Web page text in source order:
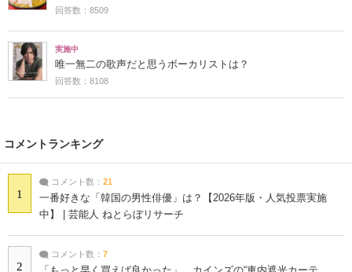
回答数：8509
実施中
唯一無二の歌声だと思うボーカリストは？
回答数：8108
コメントランキング
1
コメント数： 21
一番好きな「韓国の男性俳優」は？【2026年版・人気投票実施
中】 | 芸能人 ねとらぼリサーチ
2
コメント数： 7